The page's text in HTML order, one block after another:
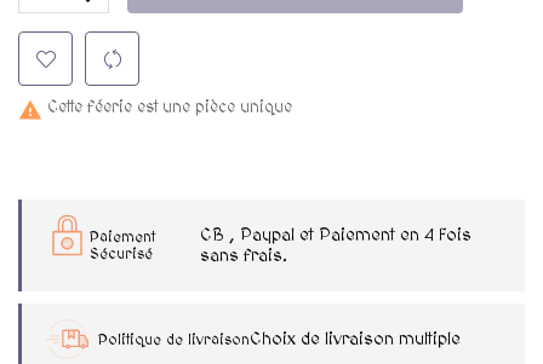
 Cette féerie est une pièce unique
Paiement
Sécurisé
CB , Paypal et Paiement en 4 Fois
sans frais.
Politique de livraisonChoix de livraison multiple